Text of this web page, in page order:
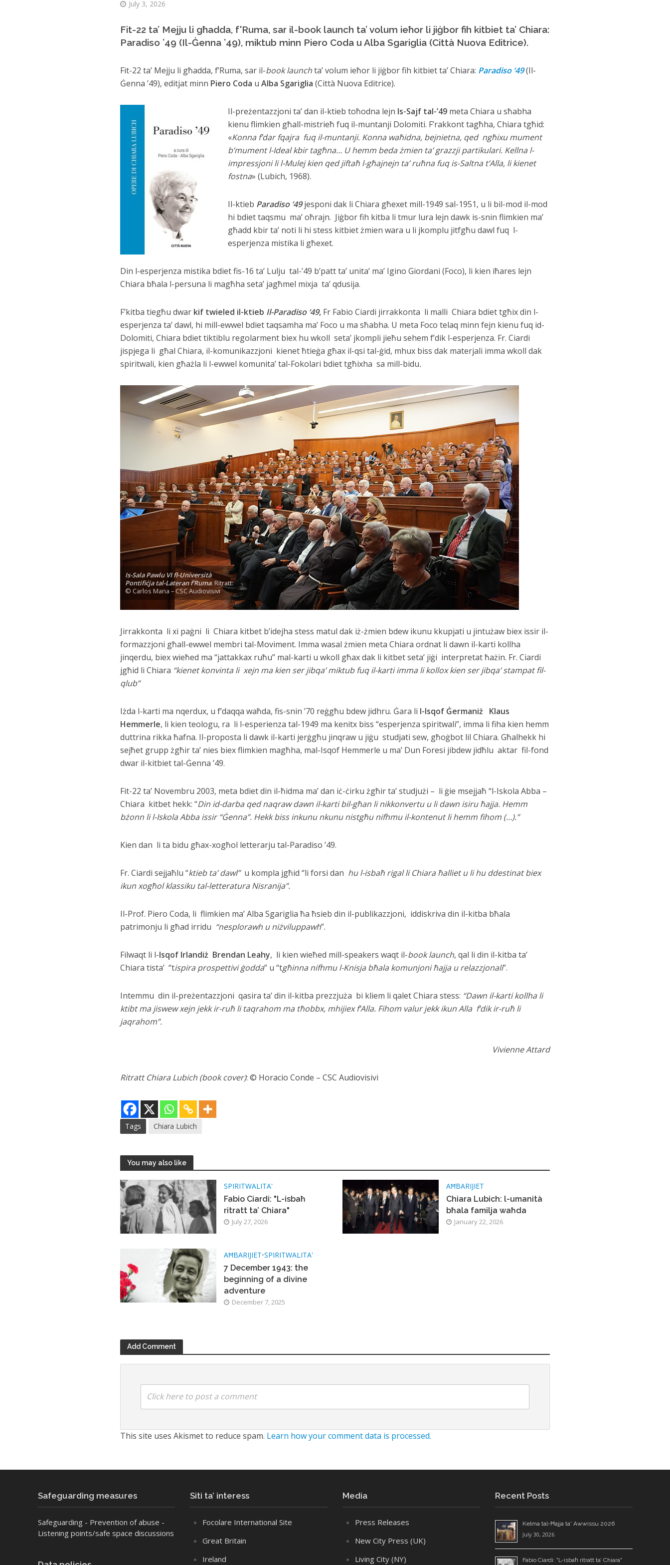
July 3, 2026
Fit-22 ta’ Mejju li għadda, f'Ruma, sar il-book launch ta’ volum ieħor li jiġbor fih kitbiet ta’ Chiara:
Paradiso ’49 (Il-Ġenna ’49), miktub minn Piero Coda u Alba Sgariglia (Città Nuova Editrice).
Fit-22 ta’ Mejju li għadda, f’Ruma, sar il-book launchta’ volum ieħor li jiġbor fih kitbiet ta’ Chiara: Paradiso ’49(Il-
Ġenna ’49), editjat minn Piero Coda u Alba Sgariglia (Città Nuova Editrice).
Il-preżentazzjoni ta’ dan il-ktieb toħodna lejn Is-Sajf tal-’49 meta Chiara u sħabha
kienu flimkien għall-mistrieħ fuq il-muntanji Dolomiti. F’rakkont tagħha, Chiara tgħid:
«Konna f’dar fqajra fuq il-muntanji. Konna waħidna, bejnietna, qed ngħixu mument
b’mument l-Ideal kbir tagħna… U hemm beda żmien ta’ grazzji partikulari. Kellna l-
impressjoni li l-Mulej kien qed jiftaħ l-għajnejn ta’ ruħna fuq is-Saltna t’Alla, li kienet
fostna» (Lubich, 1968).
Il-ktieb Paradiso ’49jesponi dak li Chiara għexet mill-1949 sal-1951, u li bil-mod il-mod
hi bdiet taqsmu ma’ oħrajn. Jiġbor fih kitba li tmur lura lejn dawk is-snin flimkien ma’
għadd kbir ta’ noti li hi stess kitbiet żmien wara u li jkomplu jitfgħu dawl fuq l-
esperjenza mistika li għexet.
Din l-esperjenza mistika bdiet fis-16 ta’ Lulju tal-’49 b’patt ta’ unita’ ma’ Igino Giordani (Foco), li kien iħares lejn
Chiara bħala l-persuna li magħha seta’ jagħmel mixja ta’ qdusija.
F’kitba tiegħu dwar kif twieled il-ktieb Il-Paradiso ‘49, Fr Fabio Ciardi jirrakkonta li malli Chiara bdiet tgħix din l-
esperjenza ta’ dawl, hi mill-ewwel bdiet taqsamha ma’ Foco u ma sħabha. U meta Foco telaq minn fejn kienu fuq id-
Dolomiti, Chiara bdiet tiktiblu regolarment biex hu wkoll seta’ jkompli jieħu sehem f’dik l-esperjenza. Fr. Ciardi
jispjega li għal Chiara, il-komunikazzjoni kienet ħtieġa għax il-qsi tal-ġid, mhux biss dak materjali imma wkoll dak
spiritwali, kien għażla li l-ewwel komunita’ tal-Fokolari bdiet tgħixha sa mill-bidu.
Is-Sala Pawlu VI fl-Università
Pontifiċja tal-Lateran f’Ruma. Ritratt:
© Carlos Mana – CSC Audiovisivi
Jirrakkonta li xi paġni li Chiara kitbet b’idejha stess matul dak iż-żmien bdew ikunu kkupjati u jintużaw biex issir il-
formazzjoni għall-ewwel membri tal-Moviment. Imma wasal żmien meta Chiara ordnat li dawn il-karti kollha
jinqerdu, biex wieħed ma “jattakkax ruħu” mal-karti u wkoll għax dak li kitbet seta’ jiġi interpretat ħażin. Fr. Ciardi
jgħid li Chiara “kienet konvinta li xejn ma kien ser jibqa’ miktub fuq il-karti imma li kollox kien ser jibqa’ stampat fil-
qlub”
Iżda l-karti ma nqerdux, u f’daqqa waħda, fis-snin ’70 reġgħu bdew jidhru. Ġara li l-Isqof Ġermaniż Klaus
Hemmerle, li kien teologu, ra li l-esperienza tal-1949 ma kenitx biss “esperjenza spiritwali”, imma li fiha kien hemm
duttrina rikka ħafna. Il-proposta li dawk il-karti jerġgħu jinqraw u jiġu studjati sew, għoġbot lil Chiara. Għalhekk hi
sejħet grupp żgħir ta’ nies biex flimkien magħha, mal-Isqof Hemmerle u ma’ Dun Foresi jibdew jidħlu aktar fil-fond
dwar il-kitbiet tal-Ġenna ’49.
Fit-22 ta’ Novembru 2003, meta bdiet din il-ħidma ma’ dan iċ-ċirku żgħir ta’ studjużi – li ġie msejjaħ “l-Iskola Abba –
Chiara kitbet hekk: “Din id-darba qed naqraw dawn il-karti bil-għan li nikkonvertu u li dawn isiru ħajja. Hemm
bżonn li l-Iskola Abba issir “Ġenna”. Hekk biss inkunu nkunu nistgħu nifhmu il-kontenut li hemm fihom (…).”
Kien dan li ta bidu għax-xogħol letterarju tal-Paradiso ’49.
Fr. Ciardi sejjaħlu “ktieb ta’ dawl” u kompla jgħid “li forsi dan hu l-isbaħ rigal li Chiara ħalliet u li hu ddestinat biex
ikun xogħol klassiku tal-letteratura Nisranija”.
Il-Prof. Piero Coda, li flimkien ma’ Alba Sgariglia ħa ħsieb din il-publikazzjoni, iddiskriva din il-kitba bħala
patrimonju li għad irridu “nesplorawh u niżviluppawh”.
Filwaqt li l-Isqof Irlandiż Brendan Leahy, li kien wieħed mill-speakers waqt il-book launch, qal li din il-kitba ta’
Chiara tista’ “tispira prospettivi ġodda” u “tgħinna nifhmu l-Knisja bħala komunjoni ħajja u relazzjonali”.
Intemmu din il-preżentazzjoni qasira ta’ din il-kitba prezzjuża bi kliem li qalet Chiara stess: “Dawn il-karti kollha li
ktibt ma jiswew xejn jekk ir-ruħ li taqrahom ma tħobbx, mhijiex f’Alla. Fihom valur jekk ikun Alla f’dik ir-ruħ li
jaqrahom”.
Vivienne Attard
Ritratt Chiara Lubich (book cover): © Horacio Conde – CSC Audiovisivi
Tags Chiara Lubich
You may also like
SPIRITWALITA'
Fabio Ciardi: "L-isbaħ
ritratt ta’ Chiara"
July 27, 2026
AĦBARIJIET
Chiara Lubich: l-umanità
bħala familja waħda
January 22, 2026
AĦBARIJIET•SPIRITWALITA'
7 December 1943: the
beginning of a divine
adventure
December 7, 2025
Add Comment
Click here to post a comment
This site uses Akismet to reduce spam. Learn how your comment data is processed.
Safeguarding measures
Safeguarding - Prevention of abuse -
Listening points/safe space discussions
Siti ta’ interess
Focolare International Site
Great Britain
Ireland
Media
Press Releases
New City Press (UK)
Living City (NY)
Recent Posts
Kelma tal-Ħajja ta' Awwissu 2026
July 30, 2026
Fabio Ciardi: "L-isbaħ ritratt ta’ Chiara"